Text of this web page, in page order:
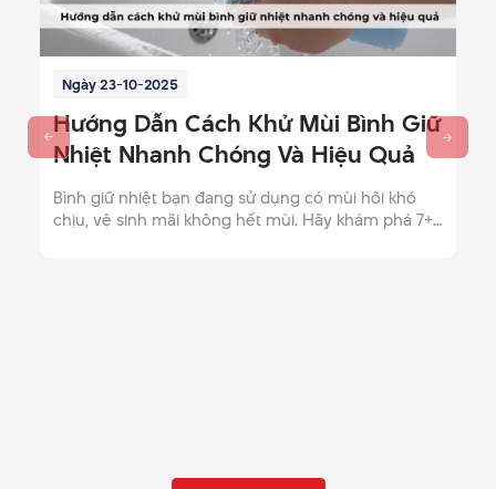
Ngày 23-10-2025
Hướng Dẫn Cách Khử Mùi Bình Giữ
Nhiệt Nhanh Chóng Và Hiệu Quả
Bình giữ nhiệt bạn đang sử dụng có mùi hôi khó
chịu, vệ sinh mãi không hết mùi. Hãy khám phá 7+